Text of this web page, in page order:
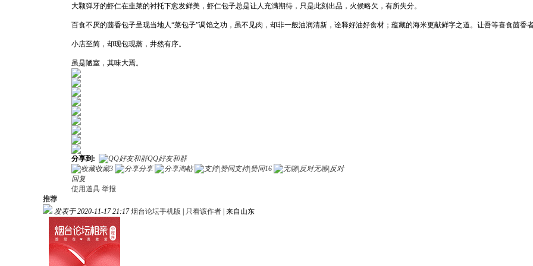
大颗弹牙的虾仁在韭菜的衬托下愈发鲜美，虾仁包子总是让人充满期待，只是此刻出品，火候略欠，有所失分。
百食不厌的茴香包子呈现当地人“菜包子”调馅之功，虽不见肉，却非一般油润清新，诠释好油好食材；蕴藏的海米更献鲜字之道。让吾等喜食茴香者
小店至简，却现包现蒸，井然有序。
虽是陋室，其味大焉。
分享到:
QQ好友和群
收藏3 分享 淘帖 支持|赞同16
无聊|反对
回复
使用道具 举报
推荐
发表于 2020-11-17 21:17 烟台论坛手机版 只看该作者 来自山东